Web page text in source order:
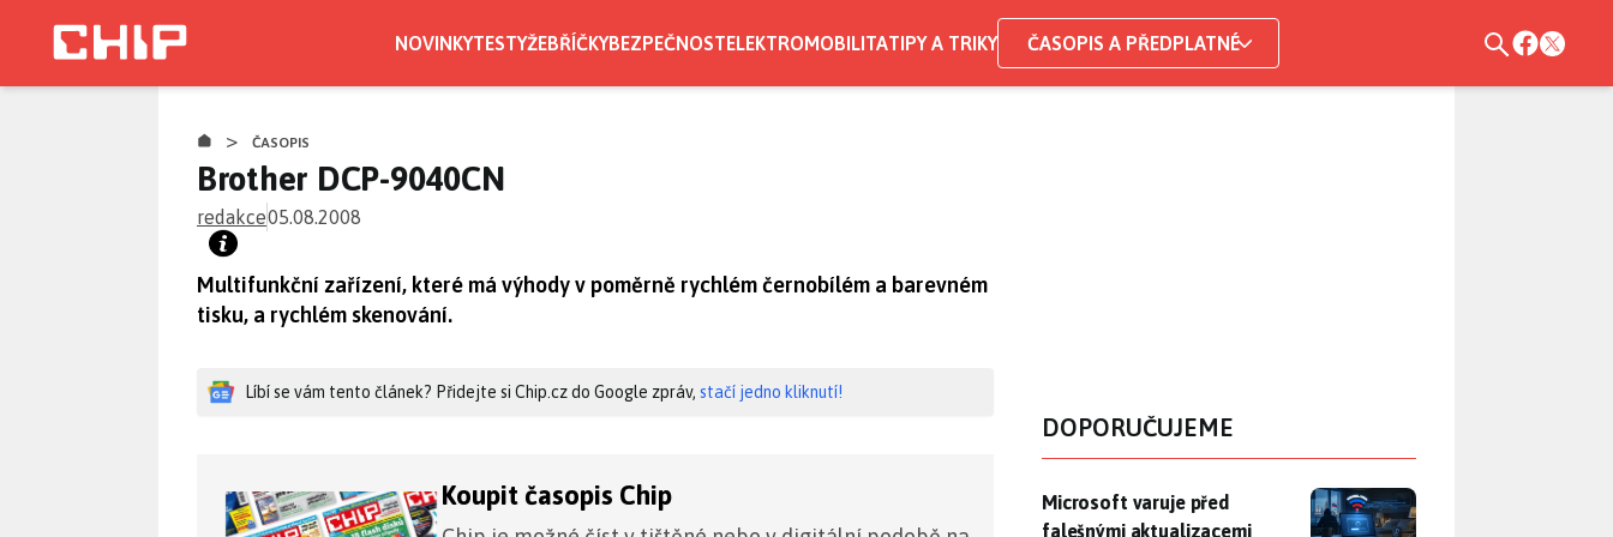
NOVINKYTESTYŽEBŘÍČKYBEZPEČNOSTELEKTROMOBILITATIPY A TRIKY ČASOPIS A PŘEDPLATNÉ
> ČASOPIS
Brother DCP-9040CN
redakce05.08.2008
Multifunkční zařízení, které má výhody v poměrně rychlém černobílém a barevném
tisku, a rychlém skenování.
Líbí se vám tento článek? Přidejte si Chip.cz do Google zpráv, stačí jedno kliknutí!
Koupit časopis Chip
DOPORUČUJEME
Microsoft varuje před falešnými aktualizacemi Windows. Ruští
Microsoft varuje před
falešnými aktualizacemi